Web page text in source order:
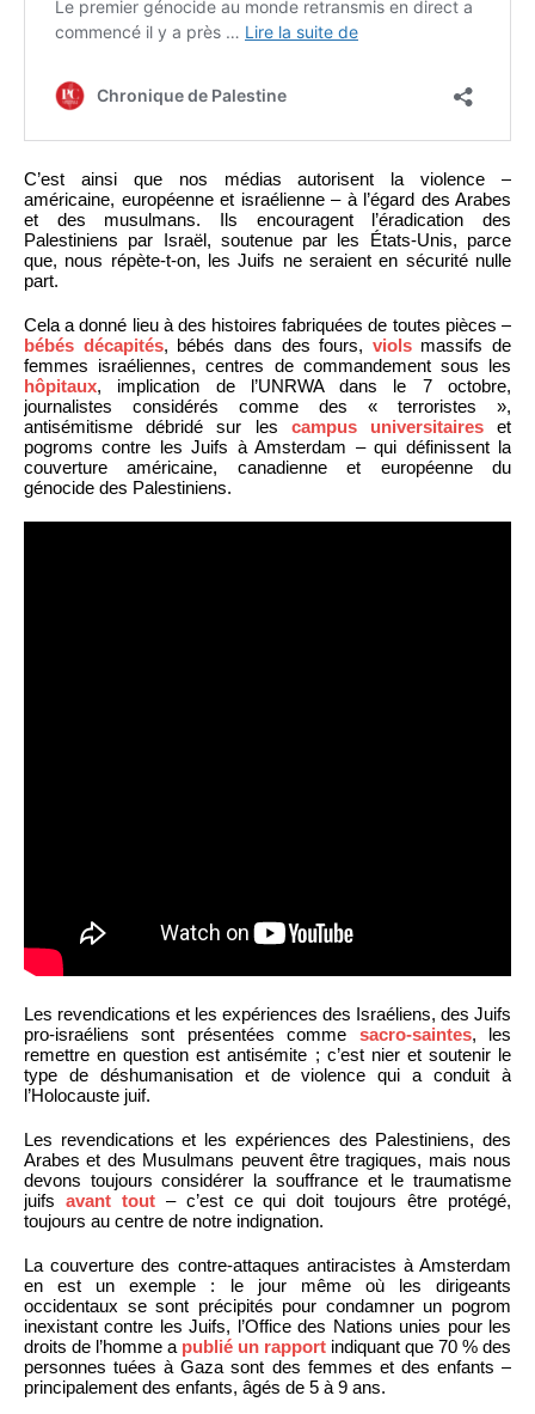
C’est ainsi que nos médias autorisent la violence –
américaine, européenne et israélienne – à l’égard des Arabes
et des musulmans. Ils encouragent l’éradication des
Palestiniens par Israël, soutenue par les États-Unis, parce
que, nous répète-t-on, les Juifs ne seraient en sécurité nulle
part.
Cela a donné lieu à des histoires fabriquées de toutes pièces –
bébés décapités, bébés dans des fours, violsmassifs de
femmes israéliennes, centres de commandement sous les
hôpitaux, implication de l’UNRWA dans le 7 octobre,
journalistes considérés comme des « terroristes »,
antisémitisme débridé sur les campus universitaireset
pogroms contre les Juifs à Amsterdam – qui définissent la
couverture américaine, canadienne et européenne du
génocide des Palestiniens.
Les revendications et les expériences des Israéliens, des Juifs
pro-israéliens sont présentées comme sacro-saintes, les
remettre en question est antisémite ; c’est nier et soutenir le
type de déshumanisation et de violence qui a conduit à
l’Holocauste juif.
Les revendications et les expériences des Palestiniens, des
Arabes et des Musulmans peuvent être tragiques, mais nous
devons toujours considérer la souffrance et le traumatisme
juifs avant tout– c’est ce qui doit toujours être protégé,
toujours au centre de notre indignation.
La couverture des contre-attaques antiracistes à Amsterdam
en est un exemple : le jour même où les dirigeants
occidentaux se sont précipités pour condamner un pogrom
inexistant contre les Juifs, l’Office des Nations unies pour les
droits de l’homme a publié un rapport indiquant que 70 % des
personnes tuées à Gaza sont des femmes et des enfants –
principalement des enfants, âgés de 5 à 9 ans.